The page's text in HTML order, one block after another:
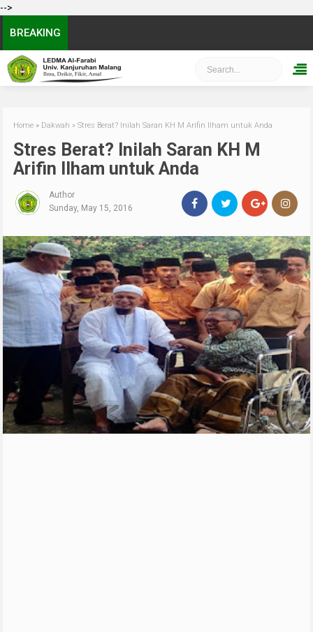
-->
BREAKING
Home » Dakwah »Stres Berat? Inilah Saran KH M Arifin Ilham untuk Anda
Stres Berat? Inilah Saran KH M
Arifin Ilham untuk Anda
Author
Sunday, May 15, 2016